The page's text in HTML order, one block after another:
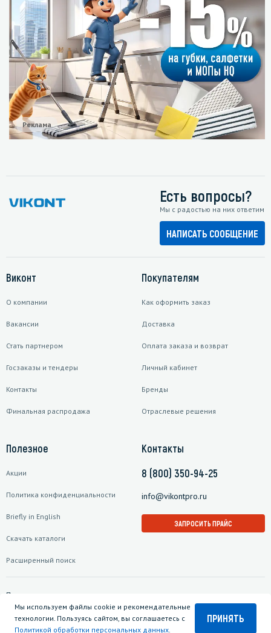
Реклама
Есть вопросы?
Мы с радостью на них ответим
НАПИСАТЬ СООБЩЕНИЕ
Виконт
О компании
Вакансии
Стать партнером
Госзаказы и тендеры
Контакты
Финальная распродажа
Покупателям
Как оформить заказ
Доставка
Оплата заказа и возврат
Личный кабинет
Бренды
Отраслевые решения
Полезное
Акции
Политика конфиденциальности
Briefly in English
Скачать каталоги
Расширенный поиск
Контакты
8 (800) 350-94-25
info@vikontpro.ru
ЗАПРОСИТЬ ПРАЙС
Подписаться на рассылку
Мы используем файлы cookie и рекомендательные
технологии. Пользуясь сайтом, вы соглашаетесь с
Политикой обработки персональных данных.
ПРИНЯТЬ